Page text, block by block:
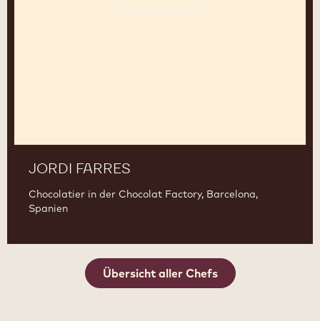
JORDI FARRES
Chocolatier in der Chocolat Factory, Barcelona,
Spanien
Übersicht aller Chefs